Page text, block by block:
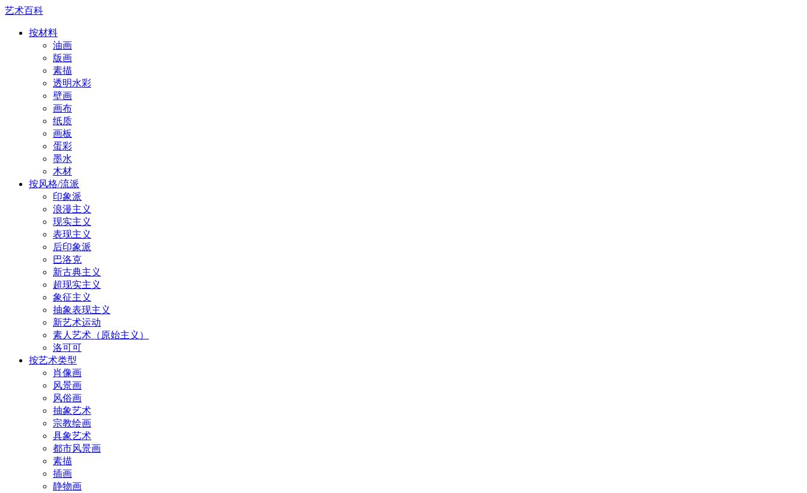
艺术百科
按材料
油画
版画
素描
透明水彩
壁画
画布
纸质
画板
蛋彩
墨水
木材
按风格/流派
印象派
浪漫主义
现实主义
表现主义
后印象派
巴洛克
新古典主义
超现实主义
象征主义
抽象表现主义
新艺术运动
素人艺术（原始主义）
洛可可
按艺术类型
肖像画
风景画
风俗画
抽象艺术
宗教绘画
具象艺术
都市风景画
素描
插画
静物画